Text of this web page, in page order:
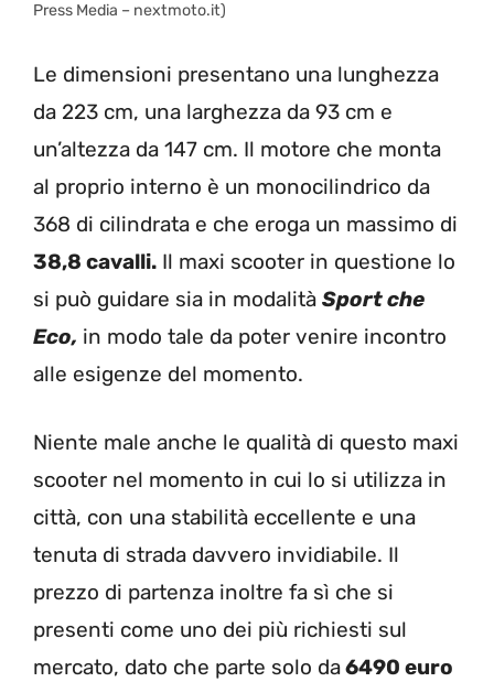
Press Media – nextmoto.it)
Le dimensioni presentano una lunghezza
da 223 cm, una larghezza da 93 cm e
un’altezza da 147 cm. Il motore che monta
al proprio interno è un monocilindrico da
368 di cilindrata e che eroga un massimo di
38,8 cavalli. Il maxi scooter in questione lo
si può guidare sia in modalità Sport che
Eco, in modo tale da poter venire incontro
alle esigenze del momento.
Niente male anche le qualità di questo maxi
scooter nel momento in cui lo si utilizza in
città, con una stabilità eccellente e una
tenuta di strada davvero invidiabile. Il
prezzo di partenza inoltre fa sì che si
presenti come uno dei più richiesti sul
mercato, dato che parte solo da6490 euro